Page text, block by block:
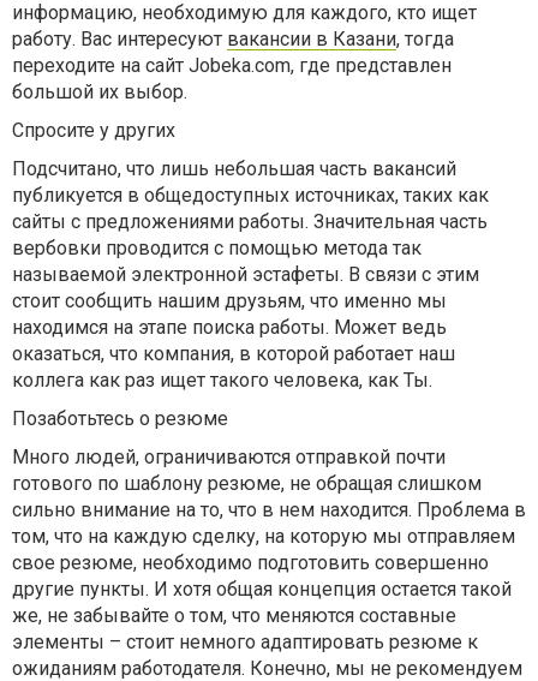
информацию, необходимую для каждого, кто ищет
работу. Вас интересуют вакансии в Казани, тогда
переходите на сайт Jobeka.com, где представлен
большой их выбор.
Спросите у других
Подсчитано, что лишь небольшая часть вакансий
публикуется в общедоступных источниках, таких как
сайты с предложениями работы. Значительная часть
вербовки проводится с помощью метода так
называемой электронной эстафеты. В связи с этим
стоит сообщить нашим друзьям, что именно мы
находимся на этапе поиска работы. Может ведь
оказаться, что компания, в которой работает наш
коллега как раз ищет такого человека, как Ты.
Позаботьтесь о резюме
Много людей, ограничиваются отправкой почти
готового по шаблону резюме, не обращая слишком
сильно внимание на то, что в нем находится. Проблема в
том, что на каждую сделку, на которую мы отправляем
свое резюме, необходимо подготовить совершенно
другие пункты. И хотя общая концепция остается такой
же, не забывайте о том, что меняются составные
элементы – стоит немного адаптировать резюме к
ожиданиям работодателя. Конечно, мы не рекомендуем